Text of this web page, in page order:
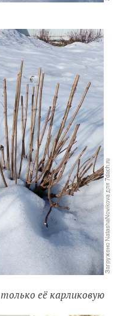
её карликовую